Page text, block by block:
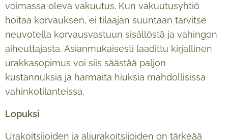
voimassa oleva vakuutus. Kun vakuutusyhtiö
hoitaa korvauksen, ei tilaajan suuntaan tarvitse
neuvotella korvausvastuun sisällöstä ja vahingon
aiheuttajasta. Asianmukaisesti laadittu kirjallinen
urakkasopimus voi siis säästää paljon
kustannuksia ja harmaita hiuksia mahdollisissa
vahinkotilanteissa.
Lopuksi
Urakoitsijoiden ja aliurakoitsijoiden on tärkeää